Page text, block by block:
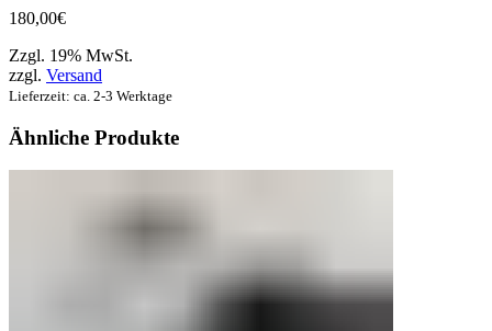
180,00€
Zzgl. 19% MwSt.
zzgl. Versand
Lieferzeit: ca. 2-3 Werktage
Ähnliche Produkte